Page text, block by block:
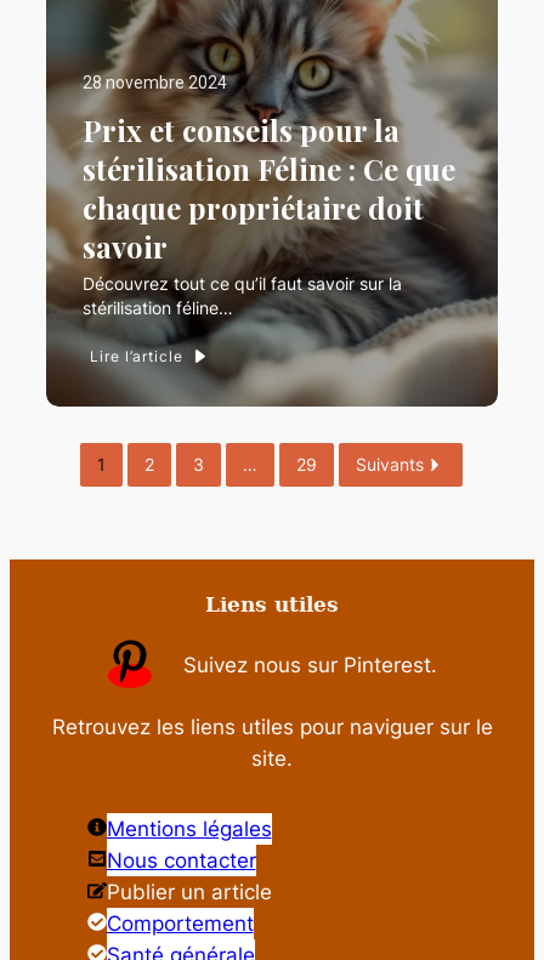
28 novembre 2024
Prix et conseils pour la
stérilisation Féline : Ce que
chaque propriétaire doit
savoir
Découvrez tout ce qu’il faut savoir sur la
stérilisation féline…
Lire l’article
1 2 3 … 29 Suivants
Liens utiles
Suivez nous sur Pinterest.
Retrouvez les liens utiles pour naviguer sur le
site.
Mentions légales
Nous contacter
Publier un article
Comportement